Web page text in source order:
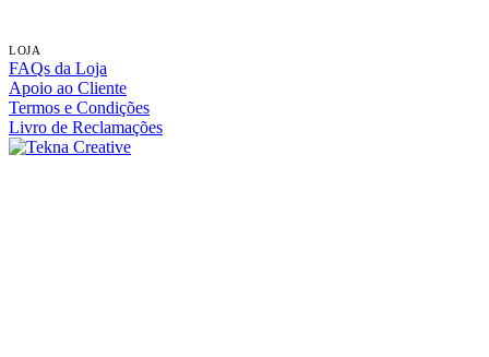
LOJA
FAQs da Loja
Apoio ao Cliente
Termos e Condições
Livro de Reclamações